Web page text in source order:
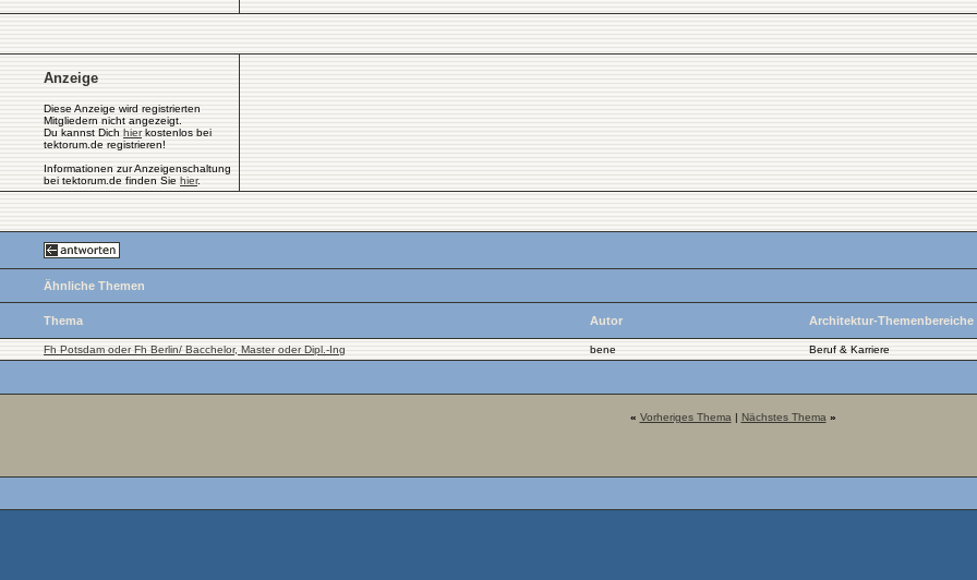
Anzeige
Diese Anzeige wird registrierten
Mitgliedern nicht angezeigt.
Du kannst Dich hierkostenlos bei
tektorum.de registrieren!
Informationen zur Anzeigenschaltung
bei tektorum.de finden Sie hier.
Ähnliche Themen
Thema Autor Architektur-Themenbereiche
Fh Potsdam oder Fh Berlin/ Bacchelor, Master oder Dipl.-Ing bene Beruf & Karriere
« Vorheriges Thema | Nächstes Thema »